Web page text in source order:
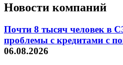
Новости компаний
Почти 8 тысяч человек в
проблемы с кредитами с
06.08.2026